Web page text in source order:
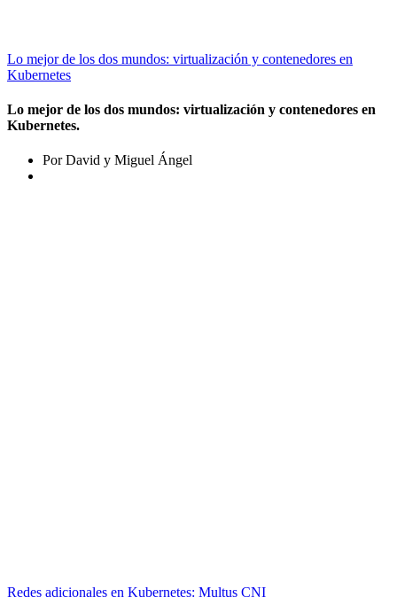
Lo mejor de los dos mundos: virtualización y contenedores en
Kubernetes
Lo mejor de los dos mundos: virtualización y contenedores en
Kubernetes.
Por David y Miguel Ángel
Redes adicionales en Kubernetes: Multus CNI